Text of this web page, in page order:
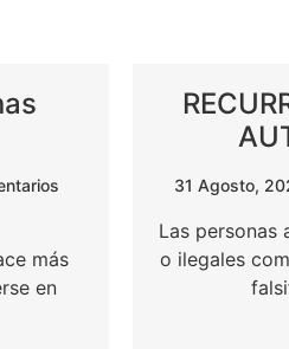
más
en
31 Agosto,
Las personas
o ilegales